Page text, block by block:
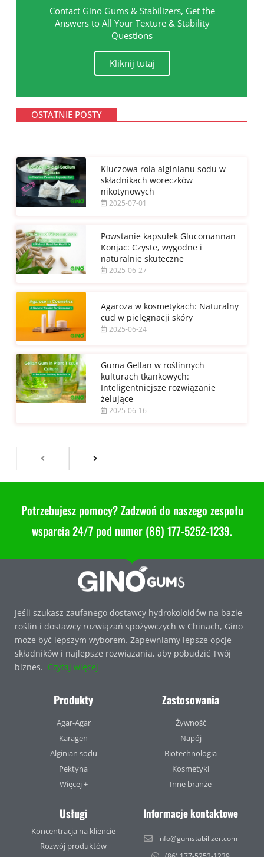
Contact Gino Gums & Stabilizers, Get the
Answers to All Your Texture & Stability
Questions
Kliknij tutaj
OSTATNIE POSTY
Kluczowa rola alginianu sodu w
składnikach woreczków
nikotynowych
2025-07-01
Powstanie kapsułek Glucomannan
Konjac: Czyste, wygodne i
naturalnie skuteczne
2025-06-27
Agaroza w kosmetykach: Naturalny
cud w pielęgnacji skóry
2025-06-24
Guma Gellan w roślinnych
kulturach tkankowych:
Inteligentniejsze rozwiązanie
żelujące
2025-06-16
Potrzebujesz pomocy? Zadzwoń do naszego zespołu
wsparcia 24/7 pod numer (86) 177-5252-1239.
Jeśli szukasz zaufanego dostawcy hydrokoloidów na bazie
roślin i dostawcy rozwiązań spożywczych w Chinach, Gino
może być lepszym wyborem. Zapewniamy lepsze opcje
składników i najlepsze rozwiązania, aby pobudzić Twój
biznes. Czytaj więcej
Produkty
Agar-Agar
Karagen
Alginian sodu
Pektyna
Więcej +
Zastosowania
Żywność
Napój
Biotechnologia
Kosmetyki
Inne branże
Usługi
Koncentracja na kliencie
Rozwój produktów
Informacje kontaktowe
info@gumstabilizer.com